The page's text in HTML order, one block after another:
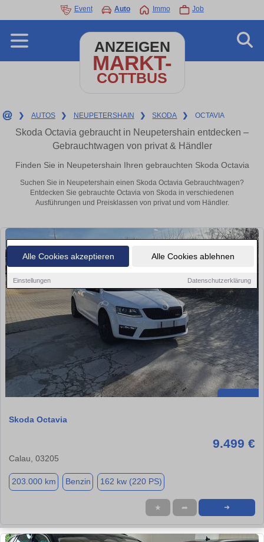
Alle Cookies akzeptieren Alle Cookies ablehnen
Einstellungen Datenschutzerklärung
Event Auto Immo Job
ANZEIGEN
MARKT-
COTTBUS
❯ AUTOS ❯ NEUPETERSHAIN ❯ SKODA ❯ OCTAVIA
Skoda Octavia gebraucht in Neupetershain entdecken –
Gebrauchtwagen von privat & Händler
Finden Sie in Neupetershain Ihren gebrauchten Skoda Octavia
Suchen Sie in Neupetershain einen Skoda Octavia Gebrauchtwagen?
Entdecken Sie gebrauchte Octavia von Skoda in verschiedenen
Ausführungen und Preisklassen von privat und vom Händler.
Skoda Octavia
9.499 €
Calau, 03205
203.000 km Benzin 162 kw (220 PS)
★ ➦ ➜